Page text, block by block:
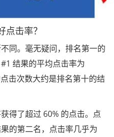
击率？
。毫无疑问，排名第一的
结果的平均点击率为
击次数大约是排名第十的结
了超过 60% 的点击。点
的第二名，点击率几乎为